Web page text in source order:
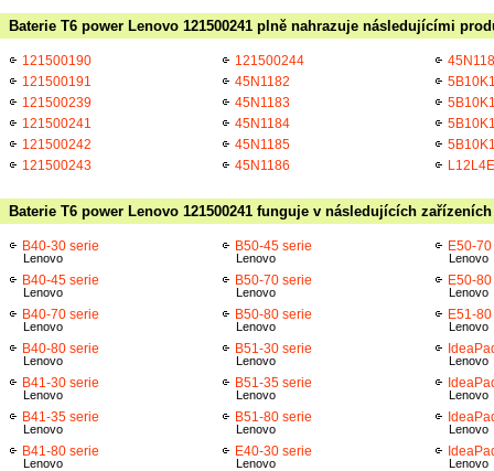
Baterie T6 power Lenovo 121500241 plně nahrazuje následujícími
121500190
121500191
121500239
121500241
121500242
121500243
121500244
45N1182
45N1183
45N1184
45N1185
45N1186
Baterie T6 power Lenovo 121500241 funguje v následujících zařízeních
B40-30 serie
Lenovo
B40-45 serie
Lenovo
B40-70 serie
Lenovo
B40-80 serie
Lenovo
B41-30 serie
Lenovo
B41-35 serie
Lenovo
B41-80 serie
Lenovo
B50-45 serie
Lenovo
B50-70 serie
Lenovo
B50-80 serie
Lenovo
B51-30 serie
Lenovo
B51-35 serie
Lenovo
B51-80 serie
Lenovo
E40-30 serie
Lenovo
E50-
Lenovo
E50-
Lenovo
E51-
Lenovo
Lenovo
Lenovo
Lenovo
Lenovo